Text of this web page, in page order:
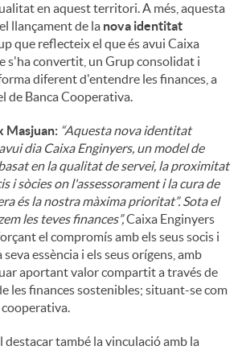
en aquest territori. A més, aquesta
llançament de la nova identitat
que reflecteix el que és avui Caixa
s'ha convertit, un Grup consolidat i
diferent d'entendre les finances, a
de Banca Cooperativa.
Masjuan: “Aquesta nova identitat
dia Caixa Enginyers, un model de
en la qualitat de servei, la proximitat
i sòcies on l'assessorament i la cura de
és la nostra màxima prioritat”. Sota el
les teves finances”,Caixa Enginyers
el compromís amb els seus socis i
essència i els seus orígens, amb
aportant valor compartit a través de
les finances sostenibles; situant-se com
destacar també la vinculació amb la